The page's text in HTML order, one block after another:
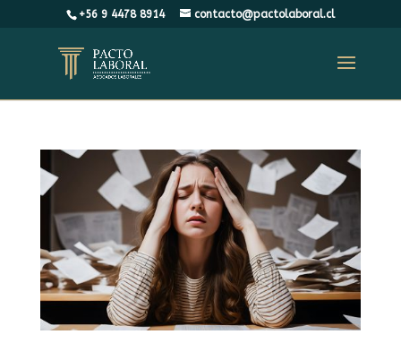
+56 9 4478 8914 contacto@pactolaboral.cl